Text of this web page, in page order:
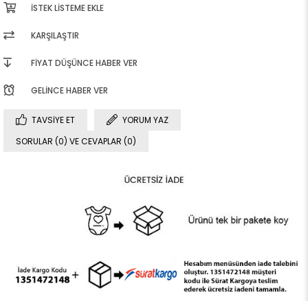
İSTEK LISTEME EKLE
KARŞILAŞTIR
FIYAT DÜŞÜNCE HABER VER
GELINCE HABER VER
TAVSIYE ET
YORUM YAZ
SORULAR (0) VE CEVAPLAR (0)